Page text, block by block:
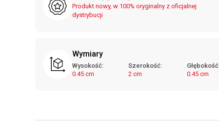
Produkt nowy, w 100% oryginalny z oficjalnej
dystrybucji
Wymiary
Wysokość:
0.45 cm
Szerokość:
2 cm
Głębokość
0.45 cm